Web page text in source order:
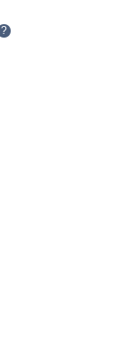
Spacial
Space
?